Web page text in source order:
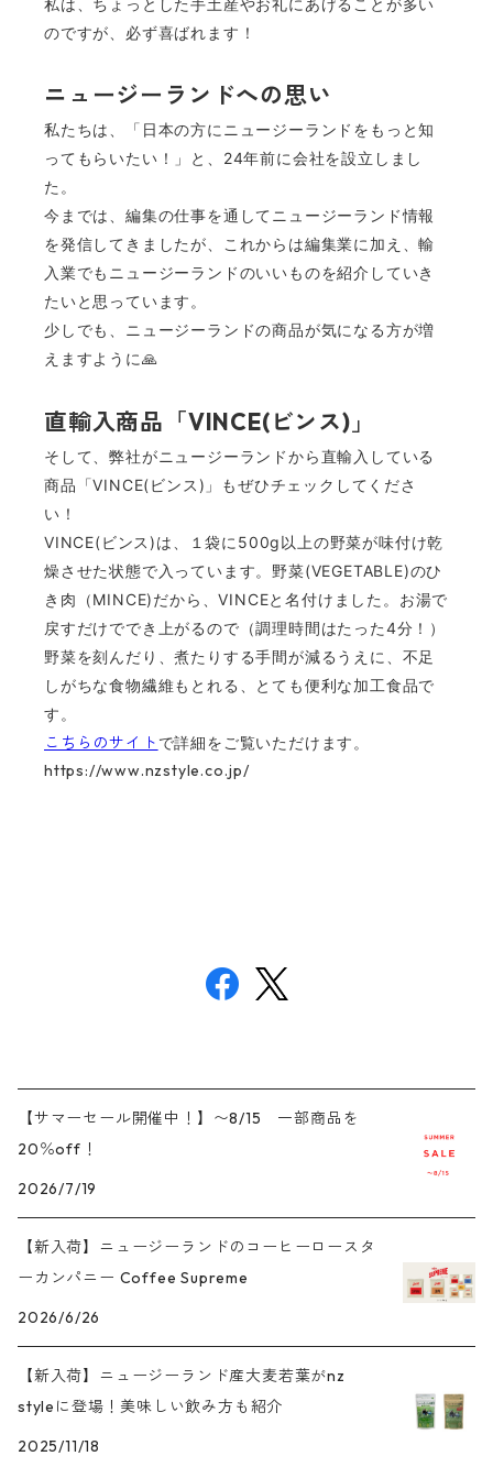
私は、ちょっとした手土産やお礼にあげることが多い
のですが、必ず喜ばれます！
ニュージーランドへの思い
私たちは、「日本の方にニュージーランドをもっと知
ってもらいたい！」と、24年前に会社を設立しまし
た。
今までは、編集の仕事を通してニュージーランド情報
を発信してきましたが、これからは編集業に加え、輸
入業でもニュージーランドのいいものを紹介していき
たいと思っています。
少しでも、ニュージーランドの商品が気になる方が増
えますように🙏
直輸入商品「VINCE(ビンス)」
そして、弊社がニュージーランドから直輸入している
商品「VINCE(ビンス)」もぜひチェックしてくださ
い！
VINCE(ビンス)は、１袋に500g以上の野菜が味付け乾
燥させた状態で入っています。野菜(VEGETABLE)のひ
き肉（MINCE)だから、VINCEと名付けました。お湯で
戻すだけででき上がるので（調理時間はたった4分！）
野菜を刻んだり、煮たりする手間が減るうえに、不足
しがちな食物繊維もとれる、とても便利な加工食品で
す。
こちらのサイト で詳細をご覧いただけます。
https://www.nzstyle.co.jp/
【サマーセール開催中！】〜8/15 一部商品を
20％off！
2026/7/19
【新入荷】ニュージーランドのコーヒーロースタ
ーカンパニー Coffee Supreme
2026/6/26
【新入荷】ニュージーランド産大麦若葉がnz
styleに登場！美味しい飲み方も紹介
2025/11/18